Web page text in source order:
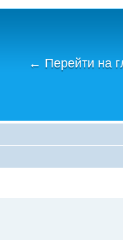
← Перейти на